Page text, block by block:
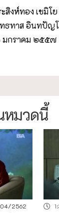
สิงห์ทอง เขมิโย
ธทาส อินทปัญ
มกราคม ๒๕๕๗
หมวดนี้
2562